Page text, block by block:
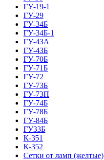
ГУ-19-1
ГУ-29
ГУ-34Б
ГУ-34Б-1
ГУ-43А
ГУ-43Б
ГУ-70Б
ГУ-71Б
ГУ-72
ГУ-73Б
ГУ-73П
ГУ-74Б
ГУ-78Б
ГУ-84Б
ГУ33Б
К-351
К-352
Сетки от ламп (желтые)